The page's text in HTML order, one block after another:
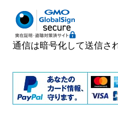
通信は暗号化して送信さ